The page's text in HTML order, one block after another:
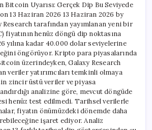
Dip
Bu
Seviyede
Görülebilir
için
Bitcoin Uyarısı: Gerçek Dip Bu Seviyede
13 Haziran 2026 13 Haziran 2026 by
Research tarafından yayımlanan yeni bir
fiyatının henüz döngü dip noktasına
yılına kadar 40.000 dolar seviyelerine
öngörüyor. Kripto para piyasalarında
üzerindeyken, Galaxy Research
veriler yatırımcıları temkinli olmaya
zincir üstü veriler ve piyasa
analizine göre, mevcut döngüde
henüz test edilmedi. Tarihsel verilerle
fiyatın önümüzdeki dönemde daha
işaret ediyor. Analiz